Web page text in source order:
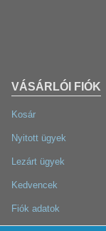
VÁSÁRLÓI FIÓK
Kosár
Nyitott ügyek
Lezárt ügyek
Kedvencek
Fiók adatok